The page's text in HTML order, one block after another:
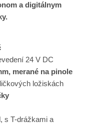
a digitálnym
24 V DC
merané na pinole
ložiskách
s T-drážkami a